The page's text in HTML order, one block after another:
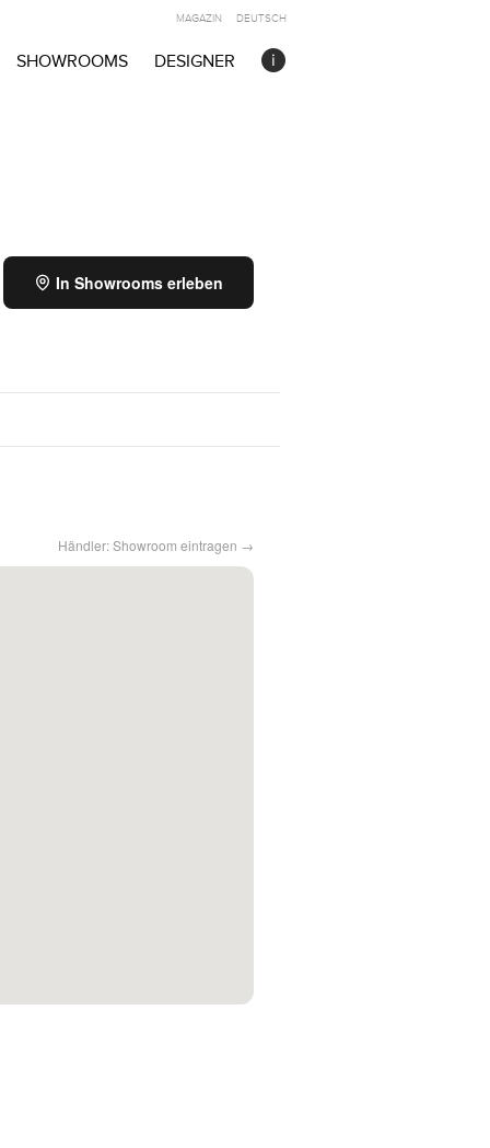
SHOWROOMS DESIGNER
MAGAZIN DEUTSCH
In Showrooms erleben
Händler: Showroom eintragen →